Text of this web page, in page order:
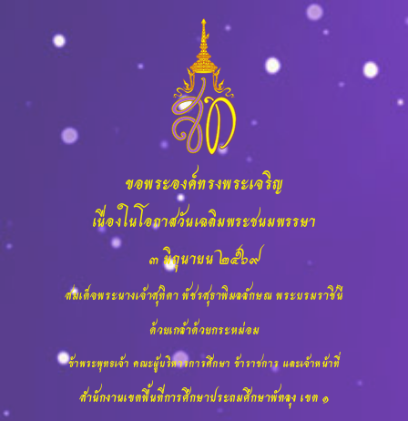
ขอพระองค์ทรงพระเจริญ
เนื่องในโอกาสวันเฉลิมพระชนมพรรษา
๓ มิถุนายน ๒๕๖๙
สมเด็จพระนางเจ้าสุทิดา พัชรสุธาพิมลลักษณ พระบรมราชินี
ด้วยเกล้าด้วยกระหม่อม
ข้าพระพุทธเจ้า คณะผู้บริหารการศึกษา ข้าราชการ และเจ้าหน้าที่
สำนักงานเขตพื้นที่การศึกษาประถมศึกษาพัทลุง เขต ๑